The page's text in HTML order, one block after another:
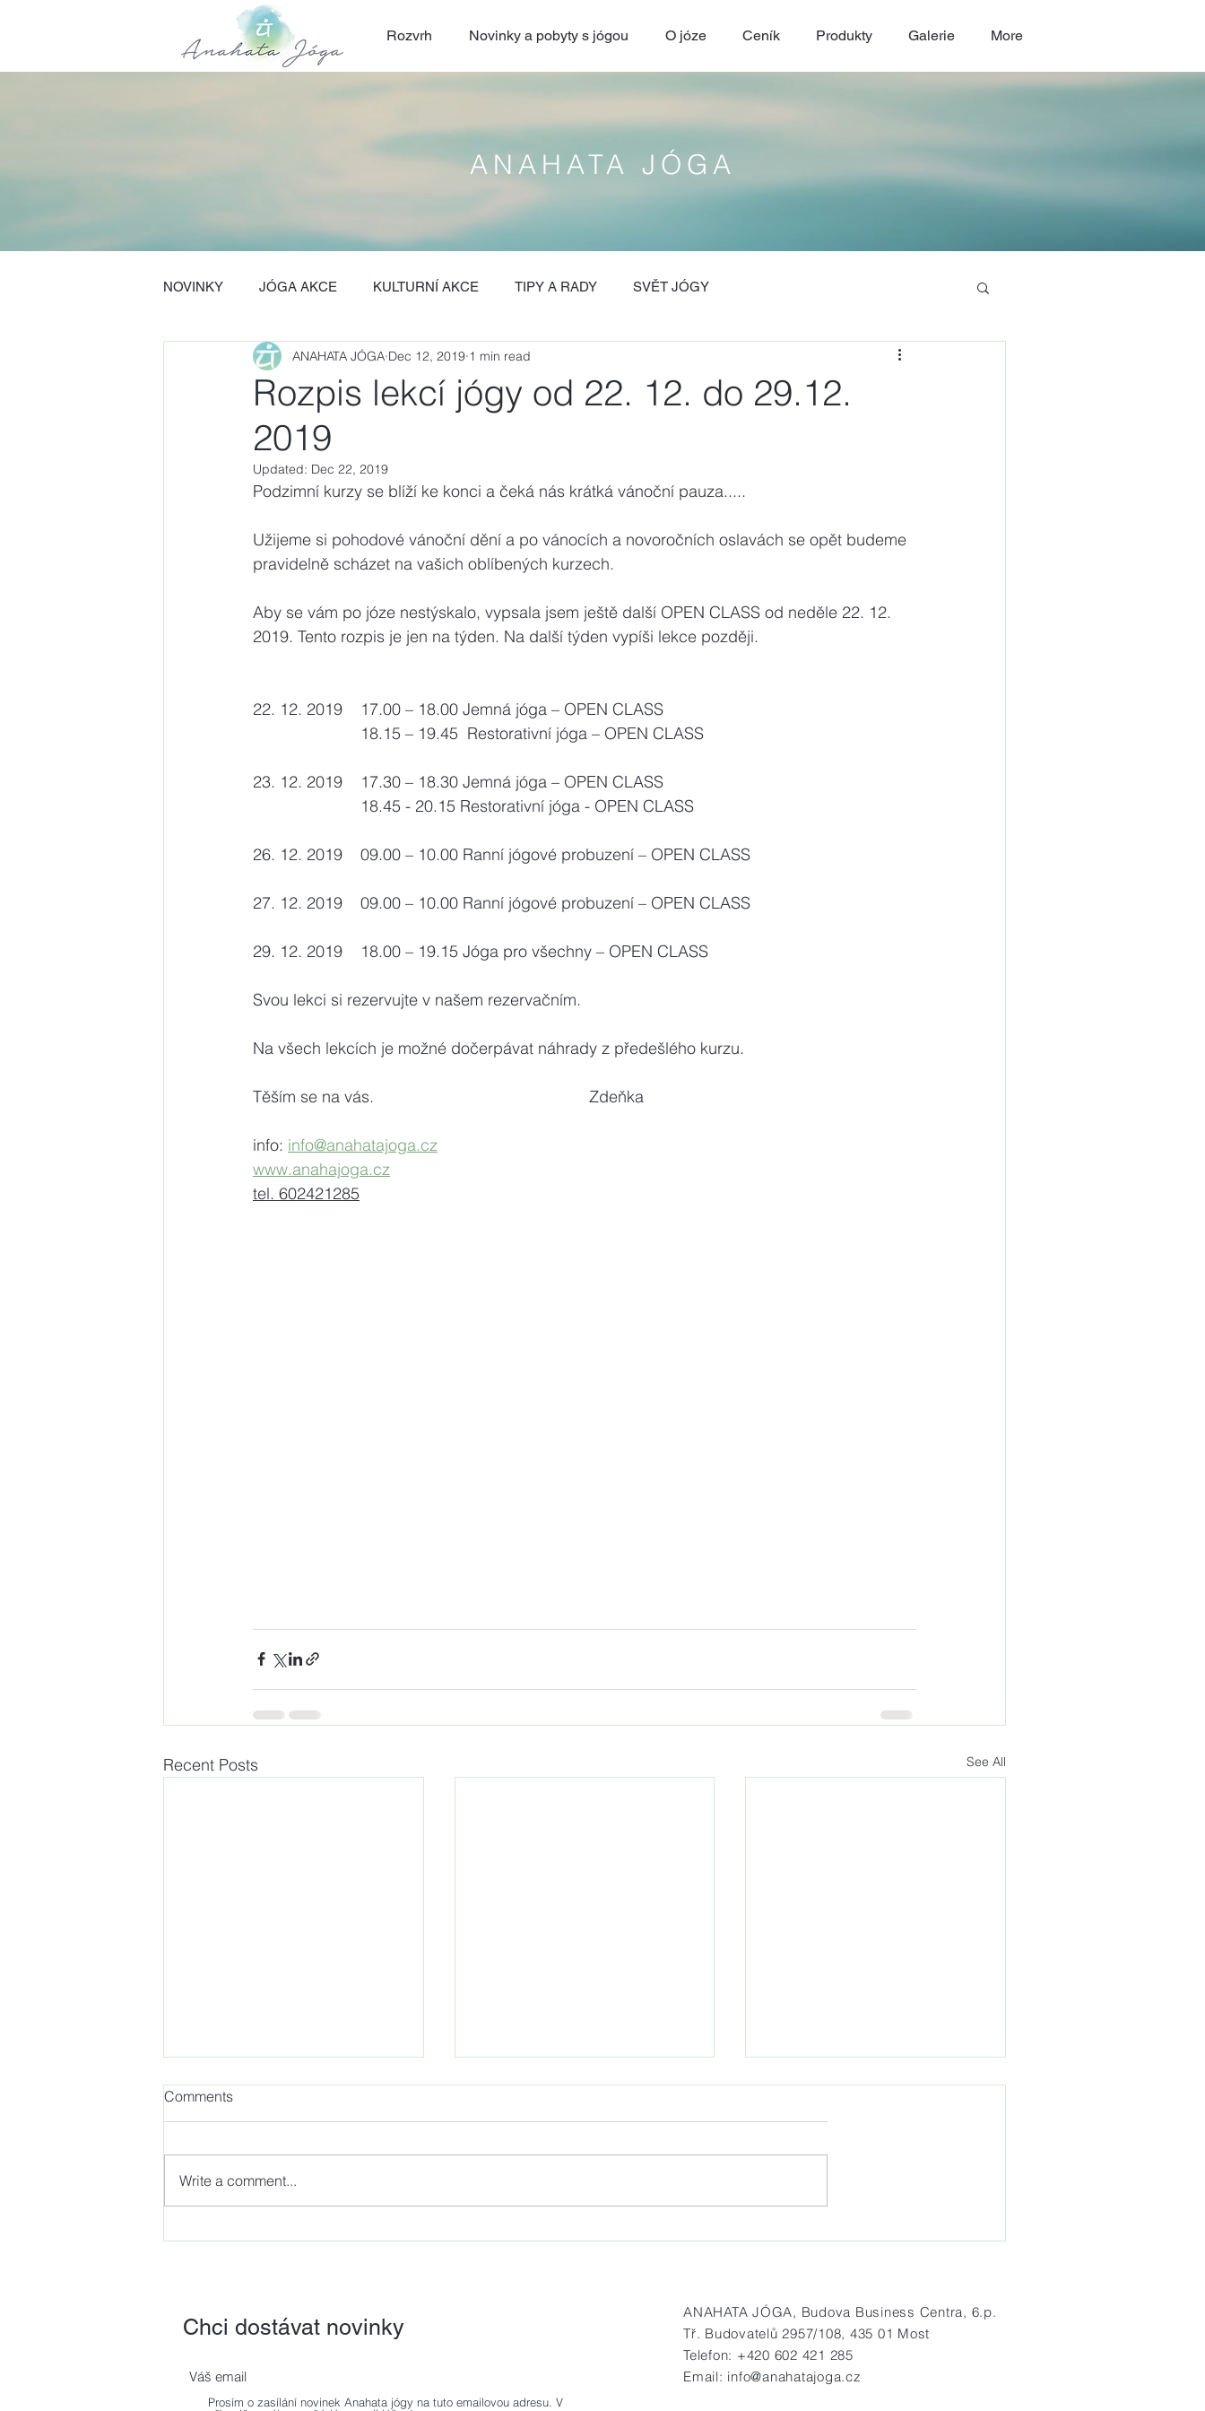
Rozvrh Novinky a pobyty s jógou O józe Ceník Produkty Galerie More
ANAHATA JÓGA
NOVINKY JÓGA AKCE KULTURNÍ AKCE TIPY A RADY SVĚT JÓGY
Rozpis lekcí jógy od 22. 12. do 29.12.
2019
ANAHATA JÓGA Dec 12, 2019 1 min read
Updated: Dec 22, 2019
Podzimní kurzy se blíží ke konci a čeká nás krátká vánoční pauza.....
Užijeme si pohodové vánoční dění a po vánocích a novoročních oslavách se opět budeme
pravidelně scházet na vašich oblíbených kurzech.
Aby se vám po józe nestýskalo, vypsala jsem ještě další OPEN CLASS od neděle 22. 12.
2019. Tento rozpis je jen na týden. Na další týden vypíši lekce později.
22. 12. 2019    17.00 – 18.00 Jemná jóga – OPEN CLASS
                        18.15 – 19.45  Restorativní jóga – OPEN CLASS
23. 12. 2019    17.30 – 18.30 Jemná jóga – OPEN CLASS
                        18.45 - 20.15 Restorativní jóga - OPEN CLASS
26. 12. 2019    09.00 – 10.00 Ranní jógové probuzení – OPEN CLASS
27. 12. 2019    09.00 – 10.00 Ranní jógové probuzení – OPEN CLASS
29. 12. 2019    18.00 – 19.15 Jóga pro všechny – OPEN CLASS
Svou lekci si rezervujte v našem rezervačním.
Na všech lekcích je možné dočerpávat náhrady z předešlého kurzu.
Těším se na vás.                                                Zdeňka
info: info@anahatajoga.cz
www.anahajoga.cz
tel. 602421285
Recent Posts See All
odborníka prof. PaedDr.
Pavla Koláře, Ph.D.
Comments
Write a comment...
Chci dostávat novinky
Prosím o zasílání novinek Anahata jógy na tuto emailovou adresu. V
ANAHATA JÓGA, Budova Business Centra, 6.p.
Tř. Budovatelů 2957/108, 435 01 Most
Telefon: +420 602 421 285
Email: info@anahatajoga.cz